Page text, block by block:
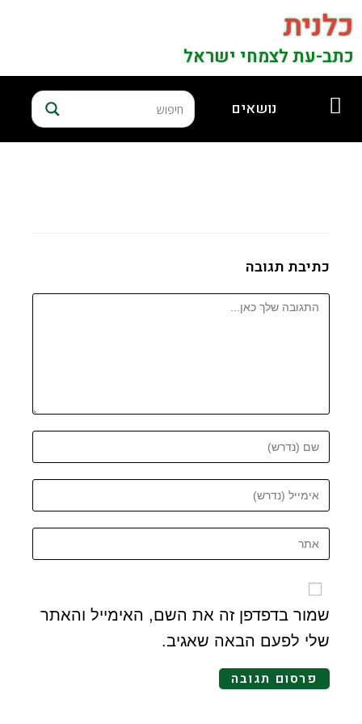
כלנית
כתב-עת לצמחי ישראל
נושאים
כתיבת תגובה
שמור בדפדפן זה את השם, האימייל והאתר
שלי לפעם הבאה שאגיב.